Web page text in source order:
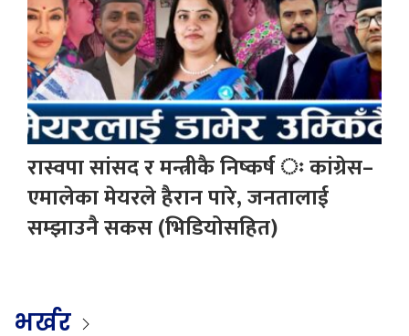
रास्वपा सांसद र मन्त्रीकै निष्कर्ष ः कांग्रेस–
एमालेका मेयरले हैरान पारे, जनतालाई
सम्झाउनै सकस (भिडियोसहित)
भर्खर